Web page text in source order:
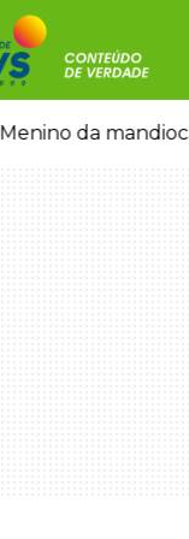
Menino da